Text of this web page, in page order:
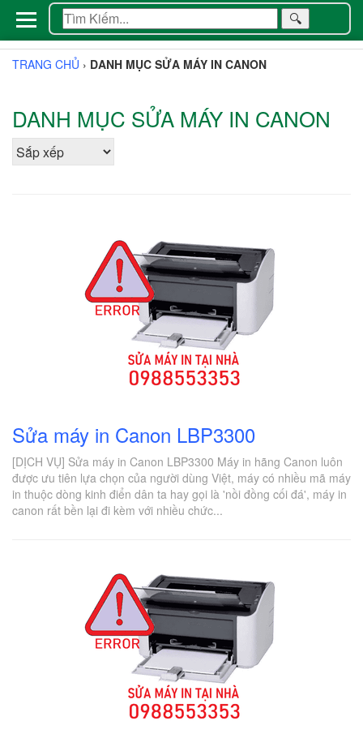
🔍
TRANG CHỦ › DANH MỤC SỬA MÁY IN CANON
DANH MỤC SỬA MÁY IN CANON
Sửa máy in Canon LBP3300
[DỊCH VỤ] Sửa máy in Canon LBP3300 Máy in hãng Canon luôn
được ưu tiên lựa chọn của người dùng Việt, máy có nhiều mã máy
in thuộc dòng kinh điển dân ta hay gọi là 'nồi đồng cối đá', máy in
canon rất bền lại đi kèm với nhiều chức...